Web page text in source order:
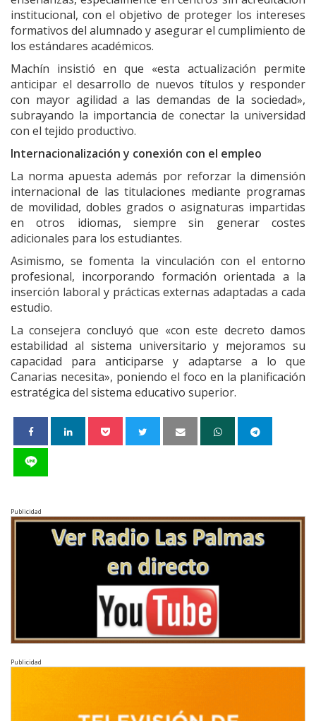
institucional, con el objetivo de proteger los intereses
formativos del alumnado y asegurar el cumplimiento de
los estándares académicos.
Machín insistió en que «esta actualización permite
anticipar el desarrollo de nuevos títulos y responder
con mayor agilidad a las demandas de la sociedad»,
subrayando la importancia de conectar la universidad
con el tejido productivo.
Internacionalización y conexión con el empleo
La norma apuesta además por reforzar la dimensión
internacional de las titulaciones mediante programas
de movilidad, dobles grados o asignaturas impartidas
en otros idiomas, siempre sin generar costes
adicionales para los estudiantes.
Asimismo, se fomenta la vinculación con el entorno
profesional, incorporando formación orientada a la
inserción laboral y prácticas externas adaptadas a cada
estudio.
La consejera concluyó que «con este decreto damos
estabilidad al sistema universitario y mejoramos su
capacidad para anticiparse y adaptarse a lo que
Canarias necesita», poniendo el foco en la planificación
estratégica del sistema educativo superior.
Publicidad
Publicidad